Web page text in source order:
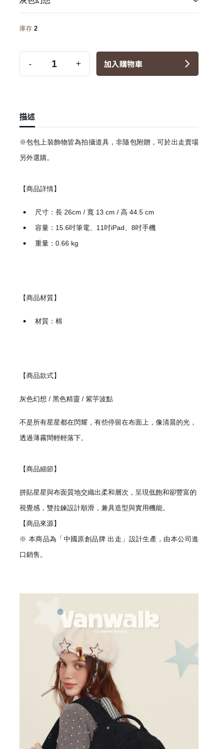
庫存 2
- + 加入購物車
描述
※包包上裝飾物皆為拍攝道具，非隨包附贈，可於出走賣場
另外選購。
【商品詳情】
尺寸：長 26cm / 寬 13 cm / 高 44.5 cm
容量：15.6吋筆電、11吋iPad、8吋手機
重量：0.66 kg
【商品材質】
材質：棉
【商品款式】
灰色幻想 / 黑色精靈 / 紫芋波點
不是所有星星都在閃耀，有些停留在布面上，像清晨的光，
透過薄霧間輕輕落下。
【商品細節】
拼貼星星與布面質地交織出柔和層次，呈現低飽和卻豐富的
視覺感，雙拉鍊設計順滑，兼具造型與實用機能。
【商品來源】
※ 本商品為「中國原創品牌 出走」設計生產，由本公司進
口銷售。